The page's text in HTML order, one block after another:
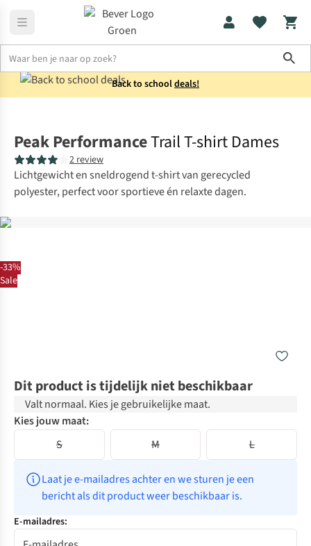
Back to schooldeals!
-33%
Sale
Peak PerformanceTrail T-shirt Dames
2 review
Lichtgewicht en sneldrogend t-shirt van gerecycled
polyester, perfect voor sportieve én relaxte dagen.
Dit product is tijdelijk niet beschikbaar
Valt normaal. Kies je gebruikelijke maat.
Kies jouw maat:
S
M L
Laat je e-mailadres achter en we sturen je een
bericht als dit product weer beschikbaar is.
E-mailadres: